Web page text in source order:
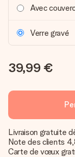
Avec
Verre gravé
39,99 €
Livraison gratuite
Note des clients
Carte de vœux